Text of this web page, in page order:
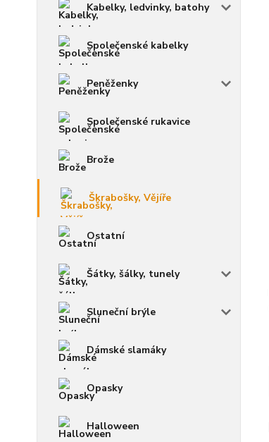
Kabelky, ledvinky, batohy
Společenské kabelky
Peněženky
Společenské rukavice
Brože
Škrabošky, Vějíře
Ostatní
Šátky, šálky, tunely
Sluneční brýle
Dámské slamáky
Opasky
Halloween